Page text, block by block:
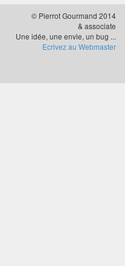
© Pierrot Gourmand 2014
& associate
Une idée, une envie, un bug ...
Ecrivez au Webmaster